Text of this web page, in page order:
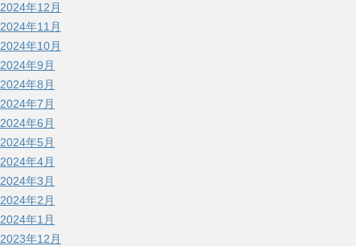
2024年12月
2024年11月
2024年10月
2024年9月
2024年8月
2024年7月
2024年6月
2024年5月
2024年4月
2024年3月
2024年2月
2024年1月
2023年12月